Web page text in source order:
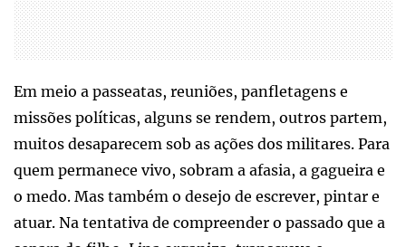
Em meio a passeatas, reuniões, panfletagens e
missões políticas, alguns se rendem, outros partem,
muitos desaparecem sob as ações dos militares. Para
quem permanece vivo, sobram a afasia, a gagueira e
o medo. Mas também o desejo de escrever, pintar e
atuar. Na tentativa de compreender o passado que a